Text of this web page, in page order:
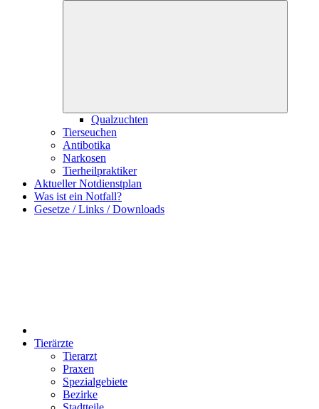
Qualzuchten
Tierseuchen
Antibotika
Narkosen
Tierheilpraktiker
Aktueller Notdienstplan
Was ist ein Notfall?
Gesetze / Links / Downloads
Tierärzte
Tierarzt
Praxen
Spezialgebiete
Bezirke